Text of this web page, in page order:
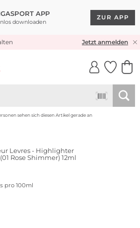
APP
downloaden
ZUR APP
VERSAND* & RÜCKVERSANDJetzt anmelden
sehen sich diesen Artikel gerade an
Levres - Highlighter
Rose Shimmer) 12ml
pro 100ml